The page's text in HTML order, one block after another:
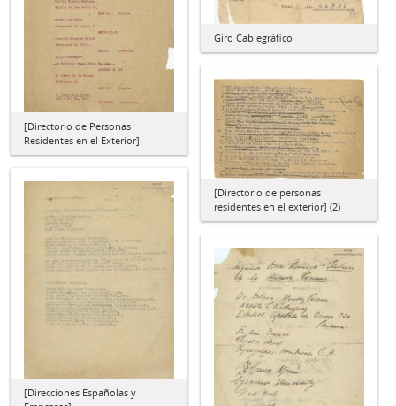
Giro Cablegráfico
[Directorio de Personas
Residentes en el Exterior]
[Directorio de personas
residentes en el exterior] (2)
[Direcciones Españolas y